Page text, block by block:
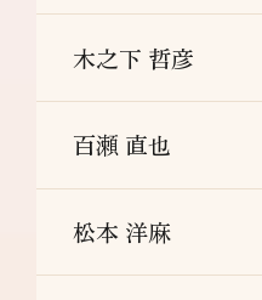
木之下 哲彦
百瀬 直也
松本 洋麻